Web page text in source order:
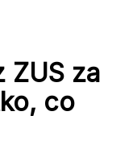
ZUS za
co